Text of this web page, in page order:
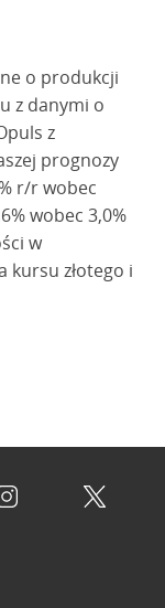
o produkcji
z danymi o
z
prognozy
r/r wobec
wobec 3,0%
w
kursu złotego i